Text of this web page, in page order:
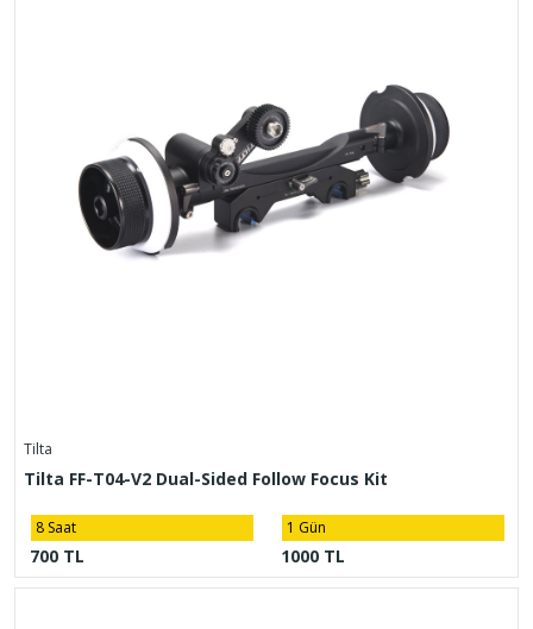
Tilta
Tilta FF-T04-V2 Dual-Sided Follow Focus Kit
8 Saat
700 TL
1 Gün
1000 TL